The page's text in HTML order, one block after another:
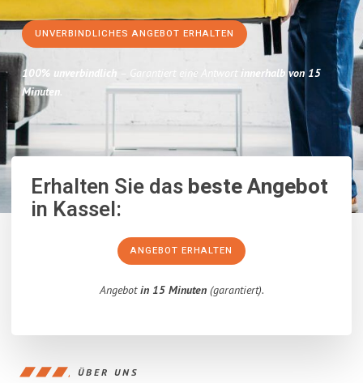
UNVERBINDLICHES ANGEBOT ERHALTEN
100% unverbindlich – Garantiert eine Antwort innerhalb von 15
Minuten.
Erhalten Sie dasbeste Angebot
in Kassel:
ANGEBOT ERHALTEN
Angebotin 15 Minuten(garantiert).
ÜBER UNS